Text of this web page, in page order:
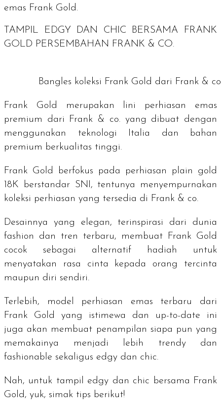
emas Frank Gold.
TAMPIL EDGY DAN CHIC BERSAMA FRANK
GOLD PERSEMBAHAN FRANK & CO.
Bangles koleksi Frank Gold dari Frank &
Frank Gold merupakan lini perhiasan emas
premium dari Frank & co. yang dibuat dengan
menggunakan teknologi Italia dan bahan
premium berkualitas tinggi.
Frank Gold berfokus pada perhiasan plain gold
18K berstandar SNI, tentunya menyempurnakan
koleksi perhiasan yang tersedia di Frank & co.
Desainnya yang elegan, terinspirasi dari dunia
fashion dan tren terbaru, membuat Frank Gold
cocok sebagai alternatif hadiah untuk
menyatakan rasa cinta kepada orang tercinta
maupun diri sendiri.
Terlebih, model perhiasan emas terbaru dari
Frank Gold yang istimewa dan up-to-date ini
juga akan membuat penampilan siapa pun yang
memakainya menjadi lebih trendydan
fashionable sekaligus edgy dan chic.
Nah, untuk tampil edgy dan chic bersama Frank
Gold, yuk, simak tips berikut!